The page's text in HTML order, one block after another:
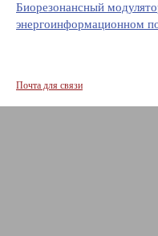
Биорезонансный
энергоинформационном
Почта для связи